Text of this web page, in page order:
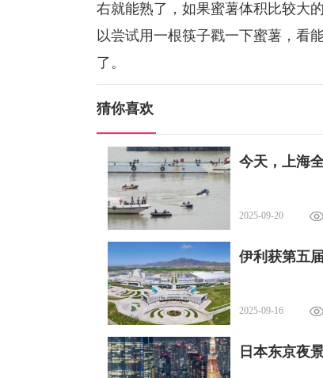
右就能熟了，如果蜜薯体积比较大
以尝试用一根筷子戳一下蜜薯，看
了。
猜你喜欢
今天，上海
2025-09-20
伊利获第五
2025-09-16
日本东京夜